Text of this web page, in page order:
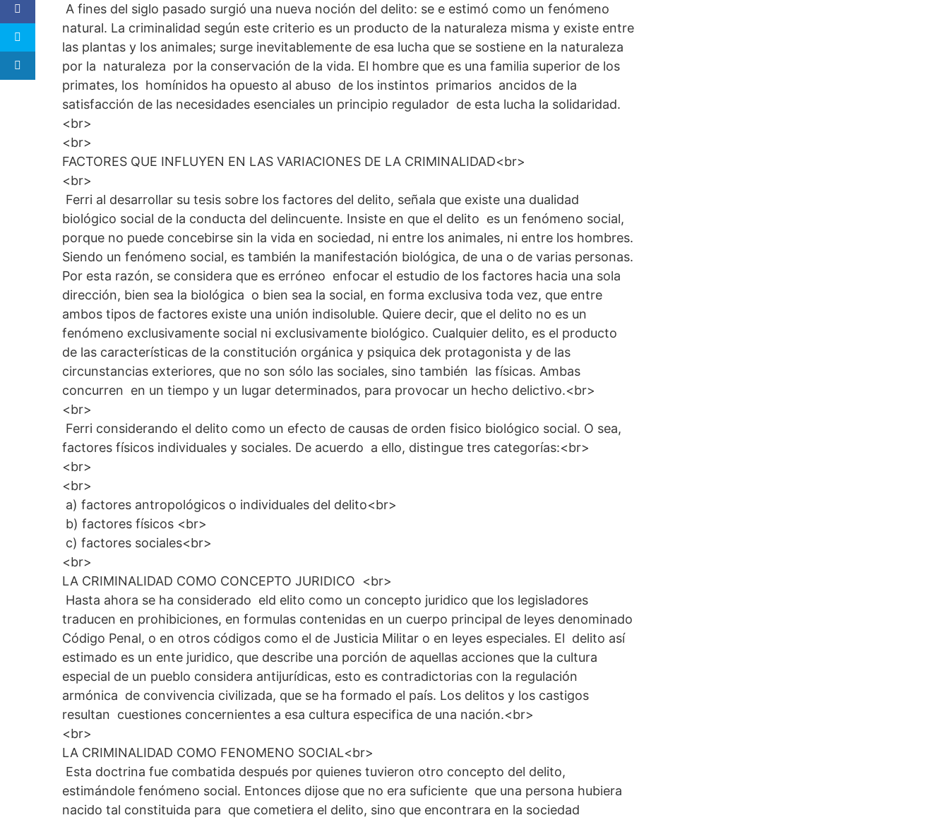
A fines del siglo pasado surgió una nueva noción del delito: se e estimó como un fenómeno
natural. La criminalidad según este criterio es un producto de la naturaleza misma y existe entre
las plantas y los animales; surge inevitablemente de esa lucha que se sostiene en la naturaleza
por la naturaleza por la conservación de la vida. El hombre que es una familia superior de los
primates, los homínidos ha opuesto al abuso de los instintos primarios ancidos de la
satisfacción de las necesidades esenciales un principio regulador de esta lucha la solidaridad.
<br>
<br>
FACTORES QUE INFLUYEN EN LAS VARIACIONES DE LA CRIMINALIDAD<br>
<br>
Ferri al desarrollar su tesis sobre los factores del delito, señala que existe una dualidad
biológico social de la conducta del delincuente. Insiste en que el delito es un fenómeno social,
porque no puede concebirse sin la vida en sociedad, ni entre los animales, ni entre los hombres.
Siendo un fenómeno social, es también la manifestación biológica, de una o de varias personas.
Por esta razón, se considera que es erróneo enfocar el estudio de los factores hacia una sola
dirección, bien sea la biológica o bien sea la social, en forma exclusiva toda vez, que entre
ambos tipos de factores existe una unión indisoluble. Quiere decir, que el delito no es un
fenómeno exclusivamente social ni exclusivamente biológico. Cualquier delito, es el producto
de las características de la constitución orgánica y psiquica dek protagonista y de las
circunstancias exteriores, que no son sólo las sociales, sino también las físicas. Ambas
concurren en un tiempo y un lugar determinados, para provocar un hecho delictivo.<br>
<br>
Ferri considerando el delito como un efecto de causas de orden fisico biológico social. O sea,
factores físicos individuales y sociales. De acuerdo a ello, distingue tres categorías:<br>
<br>
<br>
a) factores antropológicos o individuales del delito<br>
b) factores físicos <br>
c) factores sociales<br>
<br>
LA CRIMINALIDAD COMO CONCEPTO JURIDICO <br>
Hasta ahora se ha considerado eld elito como un concepto juridico que los legisladores
traducen en prohibiciones, en formulas contenidas en un cuerpo principal de leyes denominado
Código Penal, o en otros códigos como el de Justicia Militar o en leyes especiales. El delito así
estimado es un ente juridico, que describe una porción de aquellas acciones que la cultura
especial de un pueblo considera antijurídicas, esto es contradictorias con la regulación
armónica de convivencia civilizada, que se ha formado el país. Los delitos y los castigos
resultan cuestiones concernientes a esa cultura especifica de una nación.<br>
<br>
LA CRIMINALIDAD COMO FENOMENO SOCIAL<br>
Esta doctrina fue combatida después por quienes tuvieron otro concepto del delito,
estimándole fenómeno social. Entonces dijose que no era suficiente que una persona hubiera
nacido tal constituida para que cometiera el delito, sino que encontrara en la sociedad